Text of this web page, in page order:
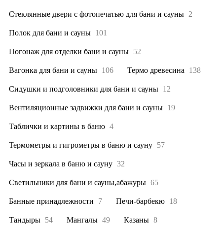
Стеклянные двери с фотопечатью для бани и сауны 2
Полок для бани и сауны 101
Погонаж для отделки бани и сауны 52
Вагонка для бани и сауны 106 Термо древесина 138
Сидушки и подголовники для бани и сауны 12
Вентиляционные задвижки для бани и сауны 19
Таблички и картины в баню 4
Термометры и гигрометры в баню и сауну 57
Часы и зеркала в баню и сауну 32
Светильники для бани и сауны,абажуры 65
Банные принадлежности 7 Печи-барбекю 18
Тандыры 54 Мангалы 49 Казаны 8